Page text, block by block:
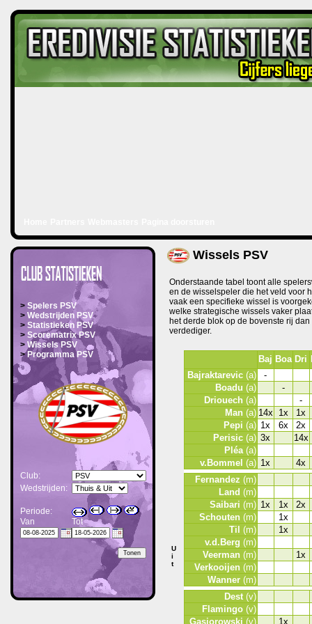
Wissels PSV
Onderstaande tabel toont alle
en de wisselspeler die het veld voor
vaak een specifieke wissel is
welke strategische wissels vaker
het derde blok op de bovenste rij
verdediger.
U
i
t
Baj Boa Dri
Bajraktarevic (a)
-
Boadu (a)
-
Driouech (a)
-
Man (a) 14x 1x
1x
Pepi (a) 1x 6x
2x
Perisic (a) 3x
14x
Pléa(a)
v.Bommel (a) 1x
4x
Fernandez (m)
Land (m)
Saibari (m) 1x 1x
2x
Schouten (m)
1x
Til (m)
1x
v.d.Berg (m)
Veerman (m)
1x
Verkooijen (m)
Wanner (m)
Dest(v)
Flamingo (v)
Gasiorowski (v)
1x
> Spelers PSV
> Wedstrijden PSV
> Statistieken PSV
> Scorematrix PSV
> Wissels PSV
> Programma PSV
Club:
Wedstrijden:
Periode:
Van
Tot